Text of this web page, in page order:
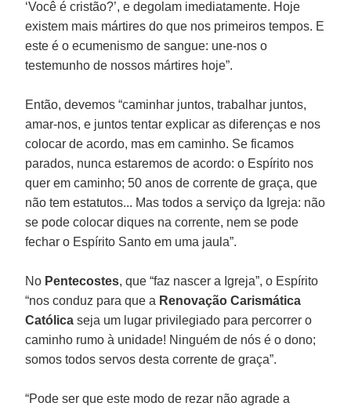
‘Você é cristão?’, e degolam imediatamente. Hoje
existem mais mártires do que nos primeiros tempos. E
este é o ecumenismo de sangue: une-nos o
testemunho de nossos mártires hoje”.
Então, devemos “caminhar juntos, trabalhar juntos,
amar-nos, e juntos tentar explicar as diferenças e nos
colocar de acordo, mas em caminho. Se ficamos
parados, nunca estaremos de acordo: o Espírito nos
quer em caminho; 50 anos de corrente de graça, que
não tem estatutos... Mas todos a serviço da Igreja: não
se pode colocar diques na corrente, nem se pode
fechar o Espírito Santo em uma jaula”.
No Pentecostes, que “faz nascer a Igreja”, o Espírito
“nos conduz para que a Renovação Carismática
Católica seja um lugar privilegiado para percorrer o
caminho rumo à unidade! Ninguém de nós é o dono;
somos todos servos desta corrente de graça”.
“Pode ser que este modo de rezar não agrade a